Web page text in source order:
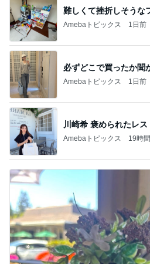
難しくて挫折しそうな
Amebaトピックス 1日前
必ずどこで買ったか聞
Amebaトピックス 1日前
川崎希 褒められたレス
Amebaトピックス 19時